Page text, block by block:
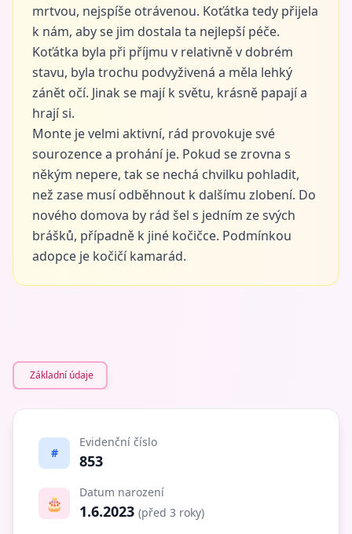
mrtvou, nejspíše otrávenou. Koťátka tedy přijela
k nám, aby se jim dostala ta nejlepší péče.
Koťátka byla při příjmu v relativně v dobrém
stavu, byla trochu podvyživená a měla lehký
zánět očí. Jinak se mají k světu, krásně papají a
hrají si.
Monte je velmi aktivní, rád provokuje své
sourozence a prohání je. Pokud se zrovna s
někým nepere, tak se nechá chvilku pohladit,
než zase musí odběhnout k dalšímu zlobení. Do
nového domova by rád šel s jedním ze svých
brášků, případně k jiné kočičce. Podmínkou
adopce je kočičí kamarád.
Základní údaje
#
Evidenční číslo
853
🎂
Datum narození
1.6.2023 (před 3 roky)